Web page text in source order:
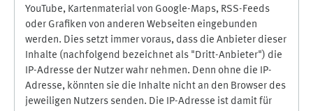
YouTube, Kartenmaterial von Google-Maps, RSS-Feeds
oder Grafiken von anderen Webseiten eingebunden
werden. Dies setzt immer voraus, dass die Anbieter dieser
Inhalte (nachfolgend bezeichnet als "Dritt-Anbieter") die
IP-Adresse der Nutzer wahr nehmen. Denn ohne die IP-
Adresse, könnten sie die Inhalte nicht an den Browser des
jeweiligen Nutzers senden. Die IP-Adresse ist damit für